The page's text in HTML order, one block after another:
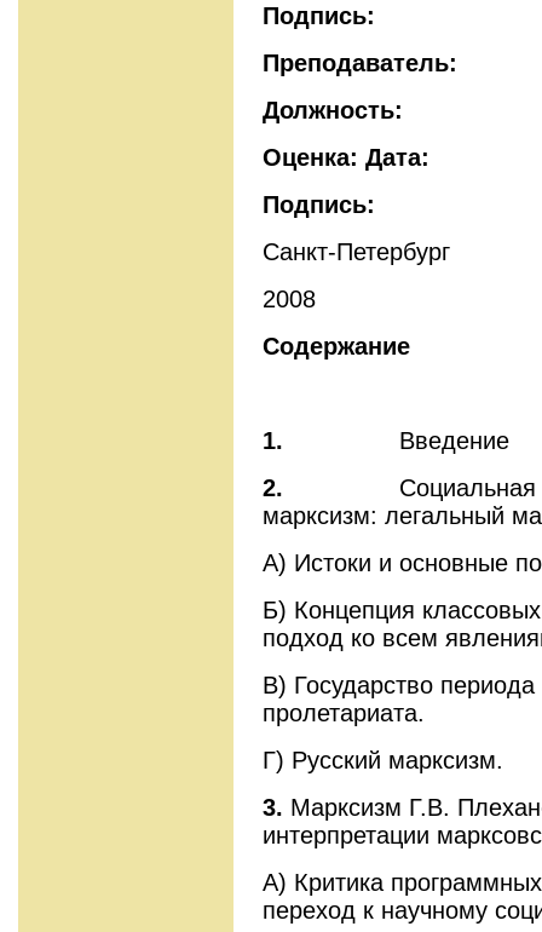
Подпись:
Преподаватель:
Должность:
Оценка: Дата:
Подпись:
Санкт-Петербург
2008
Содержание
1. Введение
2. Социальная
марксизм: легальный
А) Истоки и основные
Б) Концепция
подход ко всем
В) Государство
пролетариата.
Г) Русский марксизм.
3. Марксизм Г.В.
интерпретации
А) Критика
переход к научному